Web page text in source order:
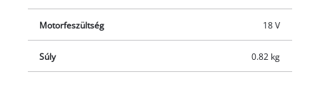
nélkül. Ezeket külön vásárolhatja meg.
Motorfeszültség 18 V
Súly 0.82 kg